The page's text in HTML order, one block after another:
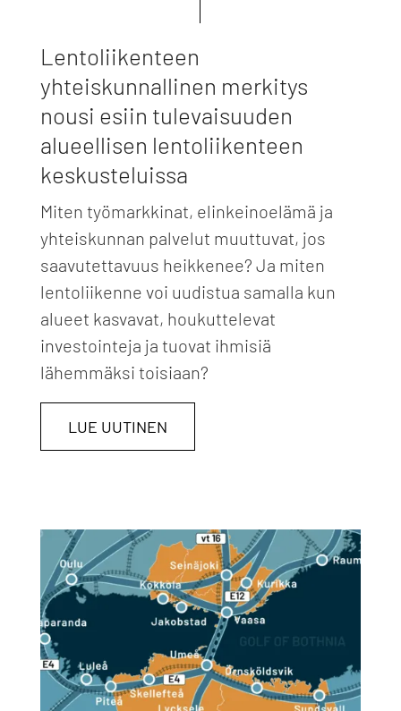
Lentoliikenteen
yhteiskunnallinen merkitys
nousi esiin tulevaisuuden
alueellisen lentoliikenteen
keskusteluissa
Miten työmarkkinat, elinkeinoelämä ja
yhteiskunnan palvelut muuttuvat, jos
saavutettavuus heikkenee? Ja miten
lentoliikenne voi uudistua samalla kun
alueet kasvavat, houkuttelevat
investointeja ja tuovat ihmisiä
lähemmäksi toisiaan?
LUE UUTINEN